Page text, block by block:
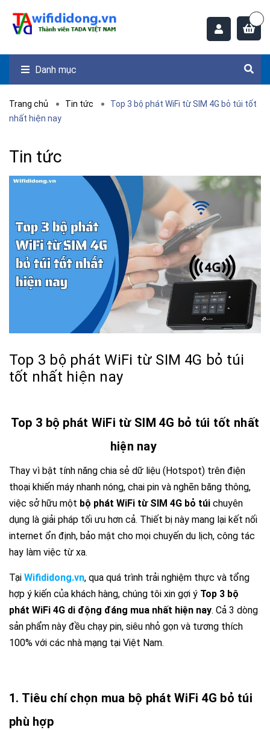
Danh mục
Trang chủ Tin tức
Top 3 bộ phát WiFi từ SIM 4G bỏ túi tốt
nhất hiện nay
Tin tức
Top 3 bộ phát WiFi từ SIM 4G bỏ túi
tốt nhất hiện nay
Top 3 bộ phát WiFi từ SIM 4G bỏ túi tốt nhất
hiện nay
Thay vì bật tính năng chia sẻ dữ liệu (Hotspot) trên điện
thoại khiến máy nhanh nóng, chai pin và nghẽn băng thông,
việc sở hữu một bộ phát WiFi từ SIM 4G bỏ túi chuyên
dụng là giải pháp tối ưu hơn cả. Thiết bị này mang lại kết nối
internet ổn định, bảo mật cho mọi chuyến du lịch, công tác
hay làm việc từ xa.
Tại Wifididong.vn, qua quá trình trải nghiệm thực và tổng
hợp ý kiến của khách hàng, chúng tôi xin gợi ý Top 3 bộ
phát WiFi 4G di động đáng mua nhất hiện nay. Cả 3 dòng
sản phẩm này đều chạy pin, siêu nhỏ gọn và tương thích
100% với các nhà mạng tại Việt Nam.
1. Tiêu chí chọn mua bộ phát WiFi 4G bỏ túi
phù hợp